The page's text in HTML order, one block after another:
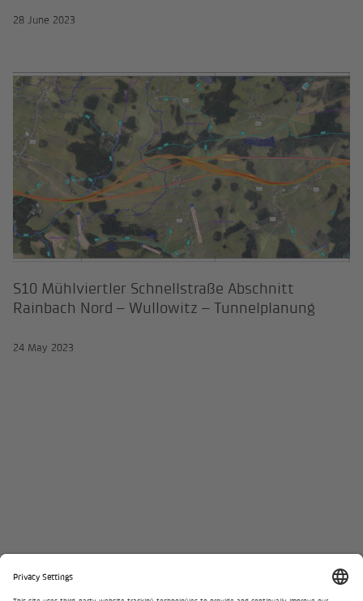
28 June 2023
S10 Mühlviertler Schnellstraße
S10 Mühlviertler Schnellstraße Abschnitt
Rainbach Nord – Wullowitz – Tunnelplanung
24 May 2023